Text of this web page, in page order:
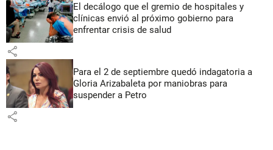
El decálogo que el gremio de hospitales y
clínicas envió al próximo gobierno para
enfrentar crisis de salud
share
Para el 2 de septiembre quedó indagatoria a
Gloria Arizabaleta por maniobras para
suspender a Petro
share